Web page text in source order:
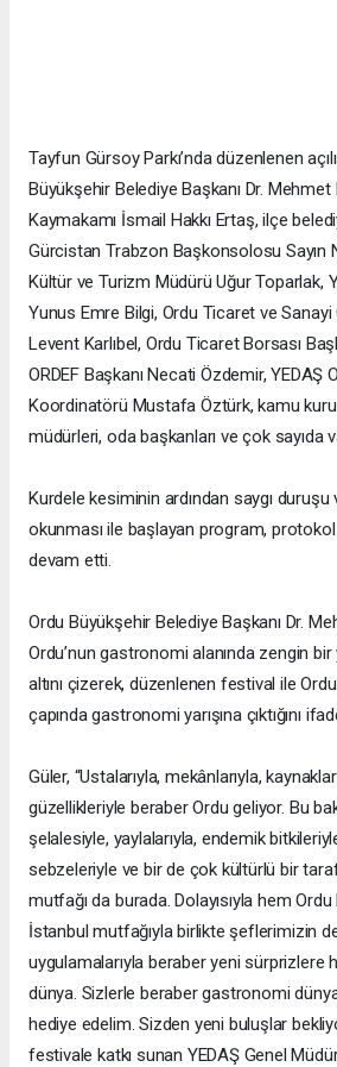
Tayfun Gürsoy Parkı’nda düzenlenen
Büyükşehir Belediye Başkanı Dr. Mehmet
Kaymakamı İsmail Hakkı Ertaş, ilçe
Gürcistan Trabzon Başkonsolosu Sayın
Kültür ve Turizm Müdürü Uğur Toparlak,
Yunus Emre Bilgi, Ordu Ticaret ve Sanayi
Levent Karlıbel, Ordu Ticaret Borsası
ORDEF Başkanı Necati Özdemir, YEDAŞ
Koordinatörü Mustafa Öztürk, kamu
müdürleri, oda başkanları ve çok sayıda
Kurdele kesiminin ardından saygı duruşu
okunması ile başlayan program,
devam etti.
Ordu Büyükşehir Belediye Başkanı Dr.
Ordu’nun gastronomi alanında zengin
altını çizerek, düzenlenen festival ile
çapında gastronomi yarışına çıktığını
Güler, “Ustalarıyla, mekânlarıyla,
güzellikleriyle beraber Ordu geliyor. Bu
şelalesiyle, yaylalarıyla, endemik
sebzeleriyle ve bir de çok kültürlü bir
mutfağı da burada. Dolayısıyla hem
İstanbul mutfağıyla birlikte şeflerimizin de
uygulamalarıyla beraber yeni sürprizlere
dünya. Sizlerle beraber gastronomi
hediye edelim. Sizden yeni buluşlar
festivale katkı sunan YEDAŞ Genel